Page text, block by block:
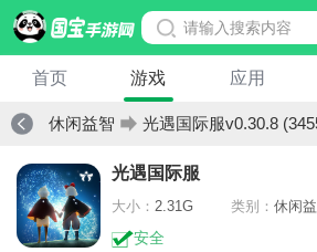
首页 游戏 应用
休闲益智 光遇国际服v0.30.8
光遇国际服
大小： 2.31G 类别： 休闲
安全